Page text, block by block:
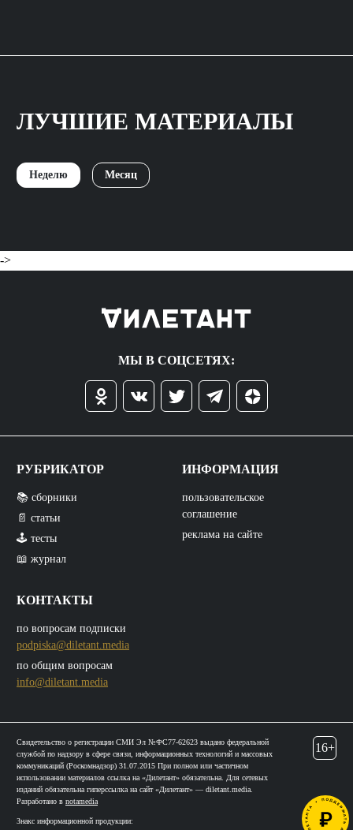
ЛУЧШИЕ МАТЕРИАЛЫ
Неделю Месяц
->
МЫ В СОЦСЕТЯХ:
РУБРИКАТОР
📚 сборники
📄 статьи
🕹️ тесты
📖 журнал
КОНТАКТЫ
по вопросам подписки
podpiska@diletant.media
по общим вопросам
info@diletant.media
ИНФОРМАЦИЯ
пользовательское
соглашение
реклама на сайте
Свидетельство о регистрации СМИ Эл №ФС77-62623 выдано федеральной
службой по надзору в сфере связи, информационных технологий и массовых
коммуникаций (Роскомнадзор) 31.07.2015 При полном или частичном
использовании материалов ссылка на «Дилетант» обязательна. Для сетевых
изданий обязательна гиперссылка на сайт «Дилетант» — diletant.media.
Разработано в notamedia
Знакс информационной продукции:
16+